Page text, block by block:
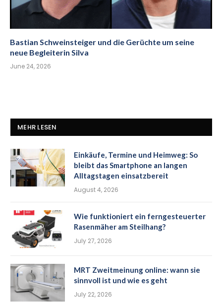
Bastian Schweinsteiger und die Gerüchte um seine
neue Begleiterin Silva
June 24, 2026
MEHR LESEN
Einkäufe, Termine und Heimweg: So
bleibt das Smartphone an langen
Alltagstagen einsatzbereit
August 4, 2026
Wie funktioniert ein ferngesteuerter
Rasenmäher am Steilhang?
July 27, 2026
MRT Zweitmeinung online: wann sie
sinnvoll ist und wie es geht
July 22, 2026